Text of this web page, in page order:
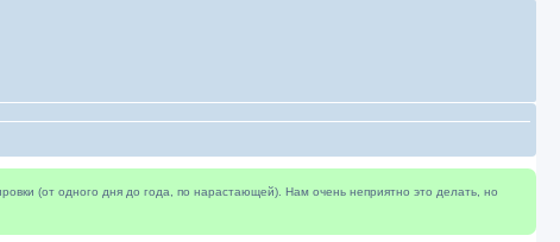
(от одного дня до года, по нарастающей). Нам очень неприятно это делать, но